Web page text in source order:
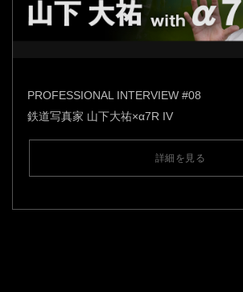
PROFESSIONAL INTERVIEW #08
鉄道写真家 山下大祐×α7R IV
詳細を見る